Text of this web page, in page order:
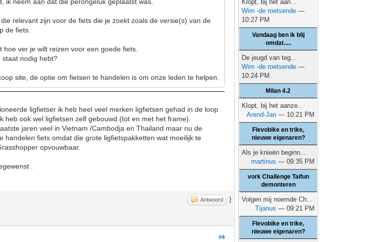
relevant zijn voor de fiets die je zoekt zoals de versie(s) van de
de fiets.
ver je wilt reizen voor een goede fiets.
staat nodig hebt?
site, de optie om fietsen te handelen is om onze leden te helpen.
ligfietser ik heb heel veel merken ligfietsen gehad in de loop
ook wel ligfietsen zelf gebouwd.(tot en met het frame).
jaren veel in Vietnam /Cambodja en Thailand maar nu de
handelen fiets omdat die grote ligfietspakketten wat moeilijk te
opvouwbaar.
.
Antwoord }
#4
Klopt, bij het aan...
Wim -de roetsende —
10:27 PM
Vandaag ben ik blij
omdat.....
De jeugd van teg...
Wim -de roetsende —
10:24 PM
Milan 4.2
Klopt, bij het aanze...
Arend-Jan — 10:21 PM
Flevobike en trike,
nieuwe eigenaren?
Als je knieën beginn...
martinus — 09:35 PM
vork Challenge Taifun
demonteren
Volgen mij noemde Ch...
Tijanus — 09:21 PM
Flevobike en trike,
nieuwe eigenaren?